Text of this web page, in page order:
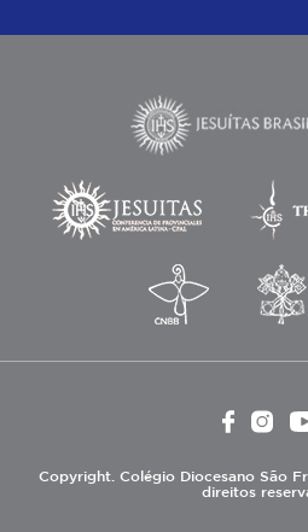
Copyright. Colégio Diocesano São
direitos